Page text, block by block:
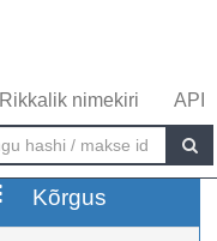
Rikkalik nimekiri API
Kõrgus